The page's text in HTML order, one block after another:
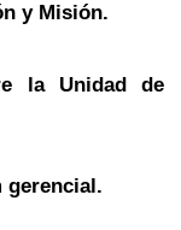
y Misión.
la Unidad de
gerencial.